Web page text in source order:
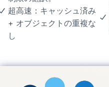
超高速：キャッシュ済み
+ オブジェクトの重複な
し